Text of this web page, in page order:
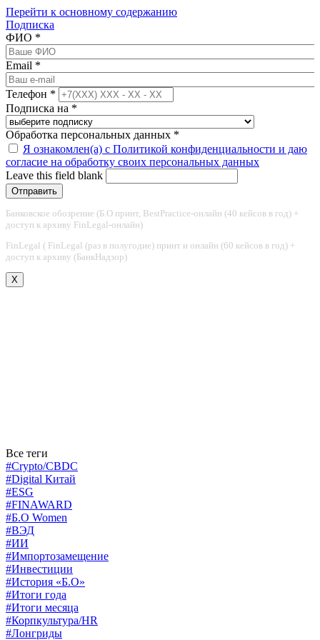
Перейти к основному содержанию
Подписка
ФИО *
Email *
Телефон *
Подписка на *
Обработка персональных данных *
Я ознакомлен(а) с Политикой конфиденциальности и даю
согласие на обработку своих персональных данных
Leave this field blank
Банковское обозрение (Б.О принт, BestPractice-онлайн (40 кейсов в год) +
доступ к архиву FinLegal-онлайн)
FinLegal ( FinLegal (раз в полугодие) принт и онлайн (60 кейсов в год) +
доступ к архиву (БанкНадзор)
X
Все теги
#Crypto/CBDC
#Digital Китай
#ESG
#FINAWARD
#Б.О Women
#ВЭД
#ИИ
#Импортозамещение
#Инвестиции
#История «Б.О»
#Итоги года
#Итоги месяца
#Корпкультура/HR
#Лонгриды